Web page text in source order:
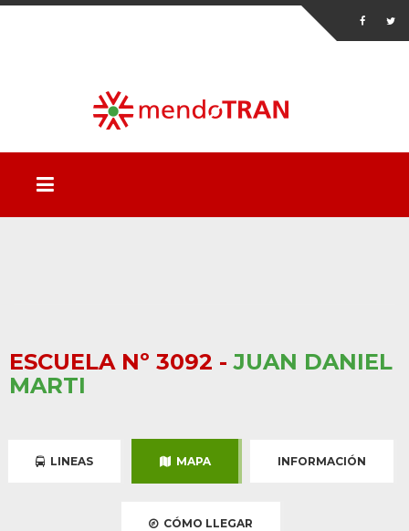
ESCUELA Nº 3092 -JUAN DANIEL
MARTI
LINEAS MAPA INFORMACIÓN
CÓMO LLEGAR